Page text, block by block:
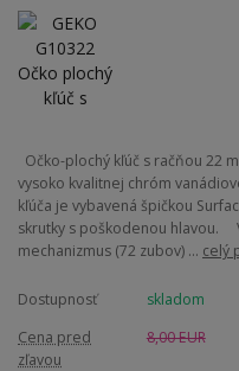
Očko-plochý kľúč s račňou
vysoko kvalitnej chróm
kľúča je vybavená špičkou
skrutky s poškodenou hlavou.
mechanizmus (72 zubov) ... celý
Dostupnosť
skladom
Cena pred
zľavou
8,00 EUR